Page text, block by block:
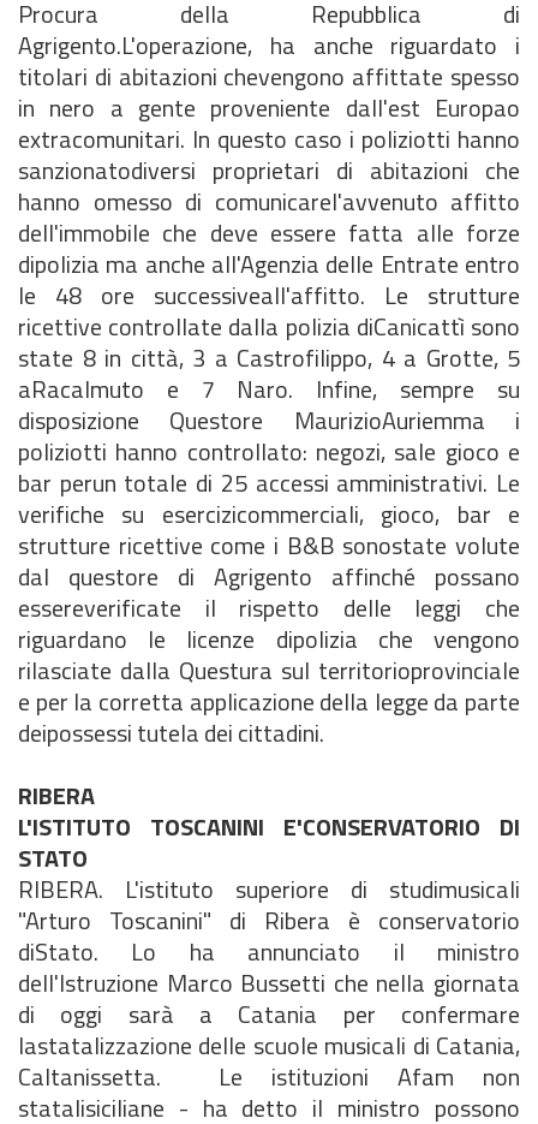
Procura della Repubblica di
Agrigento.L'operazione, ha anche riguardato i
titolari di abitazioni chevengono affittate spesso
in nero a gente proveniente dall'est Europao
extracomunitari. In questo caso i poliziotti hanno
sanzionatodiversi proprietari di abitazioni che
hanno omesso di comunicarel'avvenuto affitto
dell'immobile che deve essere fatta alle forze
dipolizia ma anche all'Agenzia delle Entrate entro
le 48 ore successiveall'affitto. Le strutture
ricettive controllate dalla polizia diCanicattì sono
state 8 in città, 3 a Castrofilippo, 4 a Grotte, 5
aRacalmuto e 7 Naro. Infine, sempre su
disposizione Questore MaurizioAuriemma i
poliziotti hanno controllato: negozi, sale gioco e
bar perun totale di 25 accessi amministrativi. Le
verifiche su esercizicommerciali, gioco, bar e
strutture ricettive come i B&B sonostate volute
dal questore di Agrigento affinché possano
essereverificate il rispetto delle leggi che
riguardano le licenze dipolizia che vengono
rilasciate dalla Questura sul territorioprovinciale
e per la corretta applicazione della legge da parte
deipossessi tutela dei cittadini.
RIBERA
L'ISTITUTO TOSCANINI E'CONSERVATORIO DI
STATO
RIBERA. L'istituto superiore di studimusicali
"Arturo Toscanini" di Ribera è conservatorio
diStato. Lo ha annunciato il ministro
dell'Istruzione Marco Bussetti che nella giornata
di oggi sarà a Catania per confermare
lastatalizzazione delle scuole musicali di Catania,
Caltanissetta. Le istituzioni Afam non
statalisiciliane - ha detto il ministro possono